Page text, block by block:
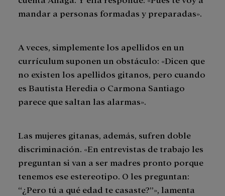
mandar a personas formadas y preparadas».
A veces, simplemente los apellidos en un
currículum suponen un obstáculo: «Dicen que
no existen los apellidos gitanos, pero cuando
es Bautista Heredia o Carmona Santiago
parece que saltan las alarmas».
Las mujeres gitanas, además, sufren doble
discriminación. «En entrevistas de trabajo les
preguntan si van a ser madres pronto porque
tenemos ese estereotipo. O les preguntan:
“¿Pero tú a qué edad te casaste?”», lamenta